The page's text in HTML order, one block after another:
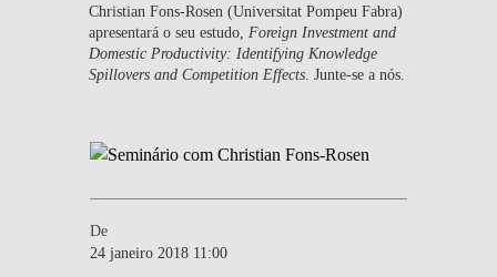
WHAT'S HAPPENING
Christian Fons-Rosen (Universitat Pompeu Fabra)
apresentará o seu estudo, Foreign Investment and
Domestic Productivity: Identifying Knowledge
Spillovers and Competition Effects . Junte-se a nós.
De
24 janeiro 2018 11:00